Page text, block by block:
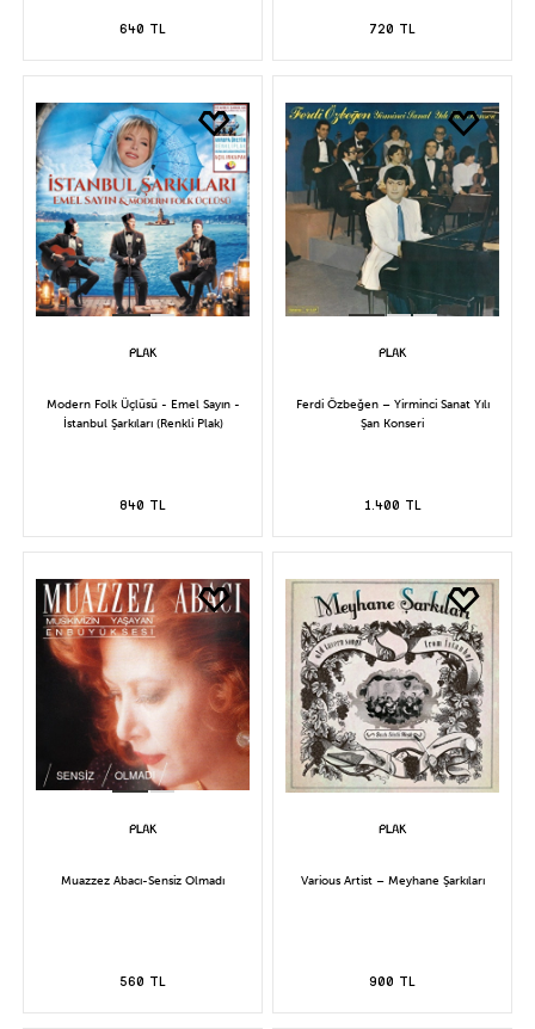
640 TL 720 TL
Modern Folk Üçlüsü - Emel Sayın -
İstanbul Şarkıları (Renkli Plak)
840 TL
Ferdi Özbeğen – Yirminci Sanat Yılı
Şan Konseri
1.400 TL
Muazzez Abacı-Sensiz Olmadı
560 TL
Various Artist – Meyhane Şarkıları
900 TL